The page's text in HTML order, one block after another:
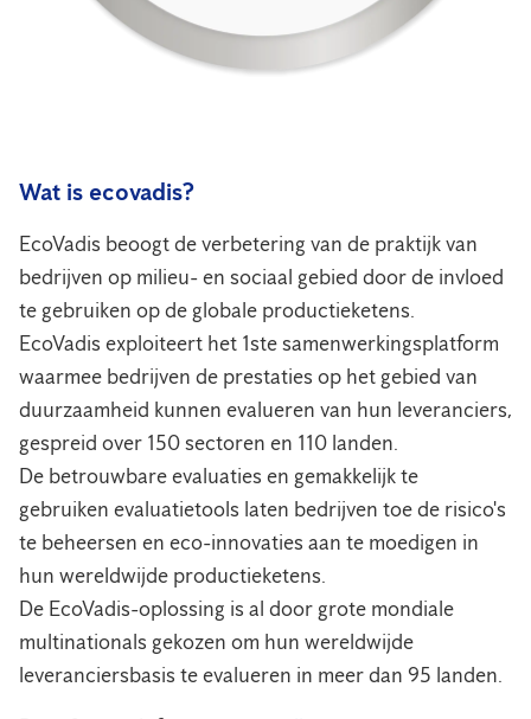
Wat is ecovadis?
EcoVadis beoogt de verbetering van de praktijk van
bedrijven op milieu- en sociaal gebied door de invloed
te gebruiken op de globale productieketens.
EcoVadis exploiteert het 1ste samenwerkingsplatform
waarmee bedrijven de prestaties op het gebied van
duurzaamheid kunnen evalueren van hun leveranciers,
gespreid over 150 sectoren en 110 landen.
De betrouwbare evaluaties en gemakkelijk te
gebruiken evaluatietools laten bedrijven toe de risico's
te beheersen en eco-innovaties aan te moedigen in
hun wereldwijde productieketens.
De EcoVadis-oplossing is al door grote mondiale
multinationals gekozen om hun wereldwijde
leveranciersbasis te evalueren in meer dan 95 landen.